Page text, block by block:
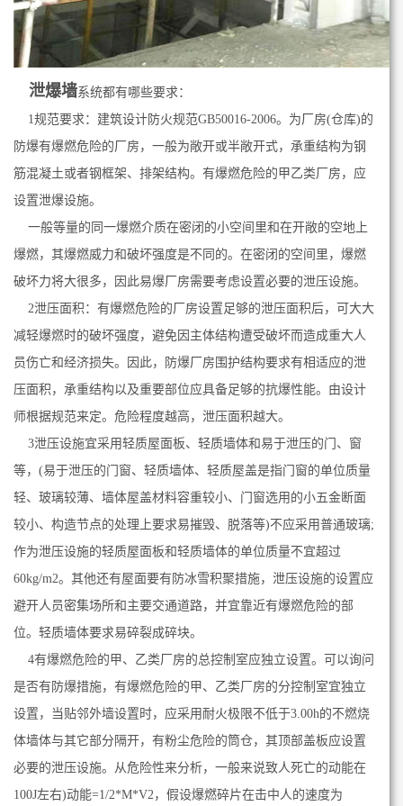
泄爆墙系统都有哪些要求：
1规范要求：建筑设计防火规范GB50016-2006。为厂房(仓库)的
防爆有爆燃危险的厂房，一般为敞开或半敞开式，承重结构为钢
筋混凝土或者钢框架、排架结构。有爆燃危险的甲乙类厂房，应
设置泄爆设施。
一般等量的同一爆燃介质在密闭的小空间里和在开敞的空地上
爆燃，其爆燃威力和破坏强度是不同的。在密闭的空间里，爆燃
破坏力将大很多，因此易爆厂房需要考虑设置必要的泄压设施。
2泄压面积：有爆燃危险的厂房设置足够的泄压面积后，可大大
减轻爆燃时的破坏强度，避免因主体结构遭受破坏而造成重大人
员伤亡和经济损失。因此，防爆厂房围护结构要求有相适应的泄
压面积，承重结构以及重要部位应具备足够的抗爆性能。由设计
师根据规范来定。危险程度越高，泄压面积越大。
3泄压设施宜采用轻质屋面板、轻质墙体和易于泄压的门、窗
等，(易于泄压的门窗、轻质墙体、轻质屋盖是指门窗的单位质量
轻、玻璃较薄、墙体屋盖材料容重较小、门窗选用的小五金断面
较小、构造节点的处理上要求易摧毁、脱落等)不应采用普通玻璃;
作为泄压设施的轻质屋面板和轻质墙体的单位质量不宜超过
60kg/m2。其他还有屋面要有防冰雪积聚措施，泄压设施的设置应
避开人员密集场所和主要交通道路，并宜靠近有爆燃危险的部
位。轻质墙体要求易碎裂成碎块。
4有爆燃危险的甲、乙类厂房的总控制室应独立设置。可以询问
是否有防爆措施，有爆燃危险的甲、乙类厂房的分控制室宜独立
设置，当贴邻外墙设置时，应采用耐火极限不低于3.00h的不燃烧
体墙体与其它部分隔开，有粉尘危险的筒仓，其顶部盖板应设置
必要的泄压设施。从危险性来分析，一般来说致人死亡的动能在
100J左右)动能=1/2*M*V2，假设爆燃碎片在击中人的速度为